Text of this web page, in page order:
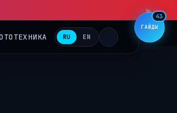
RU EN ГАЙДЫ
43